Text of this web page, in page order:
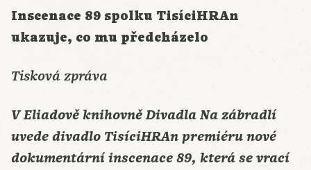
Inscenace 89 spolku TisíciHRAn
ukazuje, co mu předcházelo
Tisková zpráva
V Eliadově knihovně Divadla Na zábradlí
uvede divadlo TisíciHRAn premiéru nové
dokumentární inscenace 89, která se vrací